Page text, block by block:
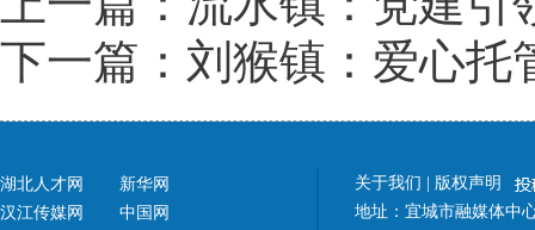
下一篇：刘猴镇：爱心托
湖北人才网
汉江传媒网
新华网
中国网
关于我们
版权声明
地址：宜城市融媒体中